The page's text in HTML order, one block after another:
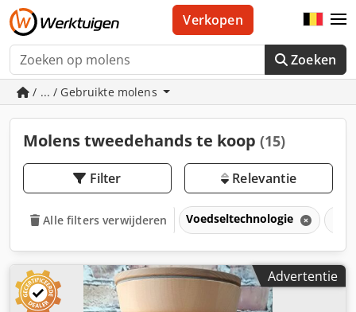
Zoeken
Verkopen
/ ... / Gebruikte molens
Molens tweedehands te koop (15)
Filter Relevantie
Alle filters verwijderen Voedseltechnologie
Advertentie